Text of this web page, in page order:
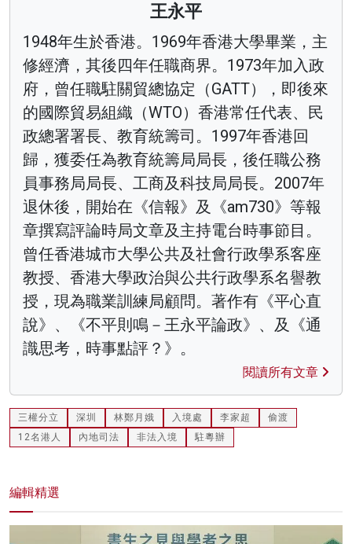
王永平
1948年生於香港。1969年香港大學畢業，主
修經濟，其後四年任職商界。1973年加入政
府，曾任職駐關貿總協定（GATT），即後來
的國際貿易組織（WTO）香港常任代表、民
政總署署長、教育統籌司。1997年香港回
歸，獲委任為教育統籌局局長，後任職公務
員事務局局長、工商及科技局局長。2007年
退休後，開始在《信報》及《am730》等報
章撰寫評論時局文章及主持電台時事節目。
曾任香港城市大學公共及社會行政學系客座
教授、香港大學政治與公共行政學系名譽教
授，現為職業訓練局顧問。著作有《平心直
說》、《不平則鳴－王永平論政》、及《通
識思考，時事點評？》。
閱讀所有文章
三權分立 深圳 林鄭月娥 入境處 李家超
偷渡
12名港人
內地司法 非法入境 駐粵辦
編輯精選